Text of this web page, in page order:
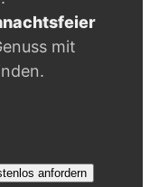
mit
anfordern